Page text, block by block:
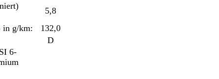
5,8
g/km:
132,0
D